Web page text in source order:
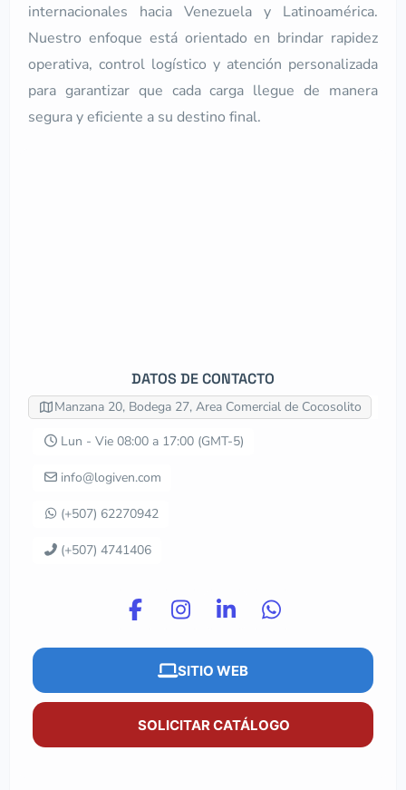
internacionales hacia Venezuela y Latinoamérica.
Nuestro enfoque está orientado en brindar rapidez
operativa, control logístico y atención personalizada
para garantizar que cada carga llegue de manera
segura y eficiente a su destino final.
DATOS DE CONTACTO
Manzana 20, Bodega 27, Area Comercial de Cocosolito
Lun - Vie 08:00 a 17:00 (GMT-5)
info@logiven.com
(+507) 62270942
(+507) 4741406
SITIO WEB
SOLICITAR CATÁLOGO